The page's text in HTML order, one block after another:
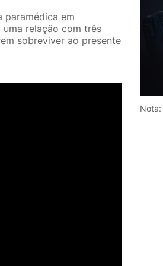
paramédica em
relação com três
sobreviver ao presente
Nota: